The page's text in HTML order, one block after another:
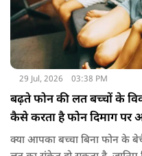
29 Jul, 2026 03:38 PM
बढ़ते फोन की लत बच्चों के
कैसे करता है फोन दिमाग पर
क्या आपका बच्चा बिना फोन के